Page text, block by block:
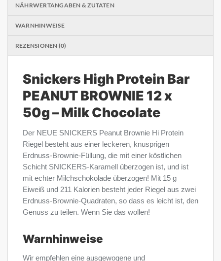
NÄHRWERTANGABEN & ZUTATEN
WARNHINWEISE
REZENSIONEN (0)
Snickers High Protein Bar
PEANUT BROWNIE 12 x
50g – Milk Chocolate
Der NEUE SNICKERS Peanut Brownie Hi Protein
Riegel besteht aus einer leckeren, knusprigen
Erdnuss-Brownie-Füllung, die mit einer köstlichen
Schicht SNICKERS-Karamell überzogen ist, und ist
mit echter Milchschokolade überzogen! Mit 15 g
Eiweiß und 211 Kalorien besteht jeder Riegel aus zwei
Erdnuss-Brownie-Quadraten, so dass es leicht ist, den
Genuss zu teilen. Wenn Sie das wollen!
Warnhinweise
Wir empfehlen eine ausgewogene und